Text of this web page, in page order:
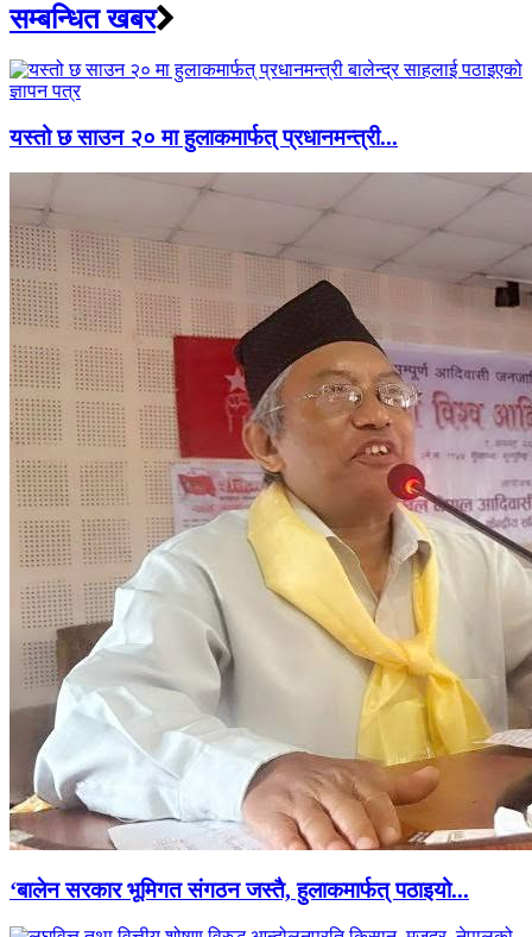
सम्बन्धित खबर
यस्तो छ साउन २० मा हुलाकमार्फत् प्रधानमन्त्री...
‘बालेन सरकार भूमिगत संगठन जस्तै, हुलाकमार्फत् पठाइयो...